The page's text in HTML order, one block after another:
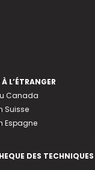
L’ÉTRANGER
Canada
Suisse
Espagne
DES TECHNIQUES